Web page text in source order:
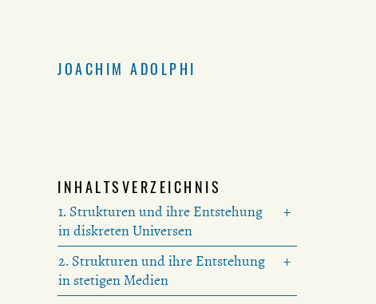
JOACHIM ADOLPHI
INHALTSVERZEICHNIS
1. Strukturen und ihre Entstehung
in diskreten Universen
2. Strukturen und ihre Entstehung
in stetigen Medien